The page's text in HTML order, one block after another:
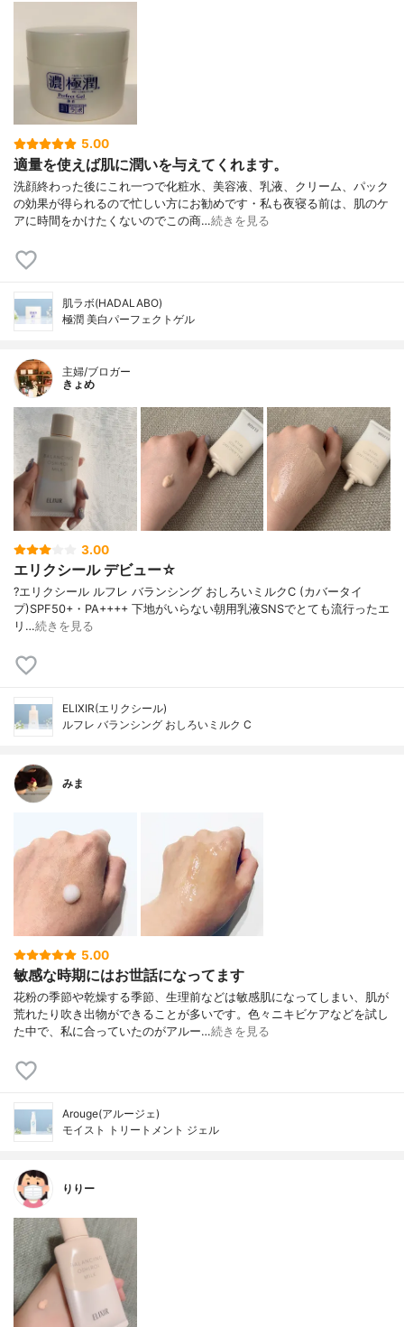
5.00
適量を使えば肌に潤いを与えてくれます。
洗顔終わった後にこれ一つで化粧水、美容液、乳液、クリーム、パック
の効果が得られるので忙しい方にお勧めです・私も夜寝る前は、肌のケ
アに時間をかけたくないのでこの商…続きを見る
肌ラボ(HADALABO)
極潤 美白パーフェクトゲル
主婦/ブロガー
きょめ
3.00
エリクシール デビュー☆
?エリクシール ルフレ バランシング おしろいミルクC (カバータイ
プ)SPF50+・PA++++ 下地がいらない朝用乳液SNSでとても流行ったエ
リ…続きを見る
ELIXIR(エリクシール)
ルフレ バランシング おしろいミルク C
みま
5.00
敏感な時期にはお世話になってます
花粉の季節や乾燥する季節、生理前などは敏感肌になってしまい、肌が
荒れたり吹き出物ができることが多いです。色々ニキビケアなどを試し
た中で、私に合っていたのがアルー…続きを見る
Arouge(アルージェ)
モイスト トリートメント ジェル
りりー